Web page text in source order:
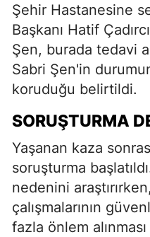
Şehir Hastanesine
Başkanı Hatif
Şen, burada tedavi
Sabri Şen'in
koruduğu belirtildi.
SORUŞTURMA
Yaşanan kaza
soruşturma
nedenini
çalışmalarının
fazla önlem